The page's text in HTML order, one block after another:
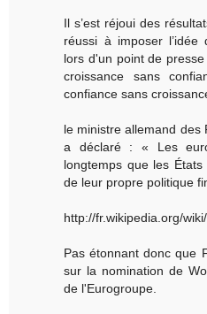
Il s’est réjoui des
réussi à imposer
lors d'un point de
croissance sans
confiance sans
le ministre allemand des
a déclaré : « Les
longtemps que les États
de leur propre politique
http://fr.wikipedia.org/
Pas étonnant donc que
sur la nomination de
de l'Eurogroupe.